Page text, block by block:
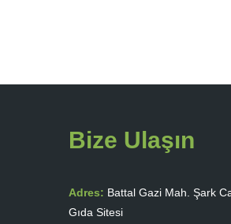
Bize Ulaşın
Adres: Battal Gazi Mah. Şark
Gıda Sitesi